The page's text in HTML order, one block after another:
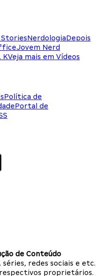
NerdologiaDepois
Jovem Nerd
KVeja mais em Vídeos
Política de
Portal de
de Conteúdo
séries, redes sociais e etc.
respectivos proprietários.